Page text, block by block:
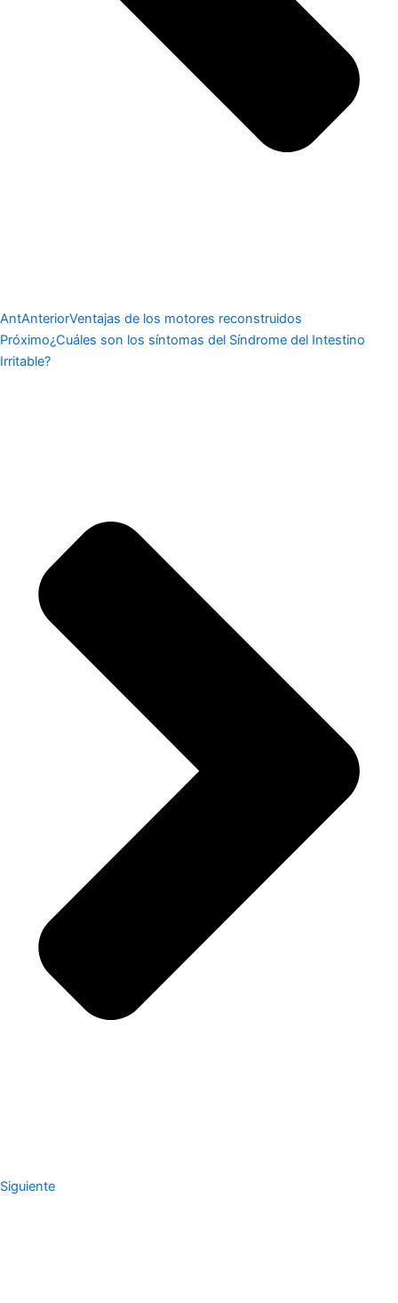
AntAnteriorVentajas de los motores reconstruidos
Próximo¿Cuáles son los síntomas del Síndrome del Intestino
Irritable?
Siguiente